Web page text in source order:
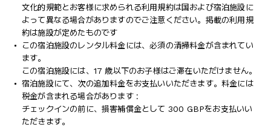
文化的規範とお客様に求められる利用規約は国および宿泊施設に
よって異なる場合がありますのでご注意ください。掲載の利用規
約は施設が定めたものです
この宿泊施設のレンタル料金には、必須の清掃料金が含まれてい
ます。
この宿泊施設には、17 歳以下のお子様はご滞在いただけません。
宿泊施設にて、次の追加料金をお支払いいただきます。料金には
税金が含まれる場合があります :
チェックインの前に、損害補償金として 300 GBPをお支払いい
ただきます。